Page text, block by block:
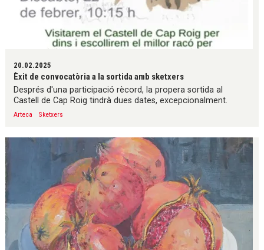
20.02.2025
Èxit de convocatòria a la sortida amb sketxers
Després d'una participació rècord, la propera sortida al
Castell de Cap Roig tindrà dues dates, excepcionalment.
Arteca Sketxers